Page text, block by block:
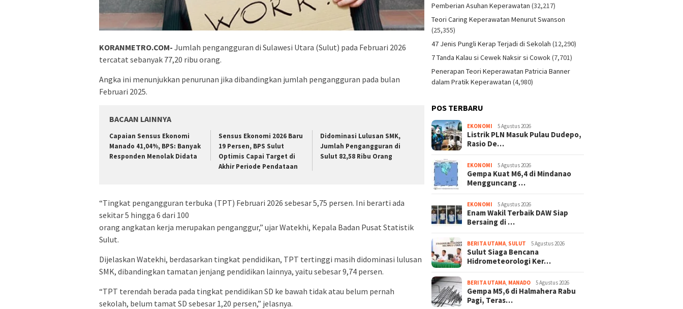
KORANMETRO.COM- Jumlah pengangguran di Sulawesi Utara (Sulut) pada Februari 2026
tercatat sebanyak 77,20 ribu orang.
Angka ini menunjukkan penurunan jika dibandingkan jumlah pengangguran pada bulan
Februari 2025.
BACAAN LAINNYA
Capaian Sensus Ekonomi
Manado 41,04%, BPS: Banyak
Responden Menolak Didata
Sensus Ekonomi 2026 Baru
19 Persen, BPS Sulut
Optimis Capai Target di
Akhir Periode Pendataan
Didominasi Lulusan SMK,
Jumlah Pengangguran di
Sulut 82,58 Ribu Orang
“Tingkat pengangguran terbuka (TPT) Februari 2026 sebesar 5,75 persen. Ini berarti ada
sekitar 5 hingga 6 dari 100
orang angkatan kerja merupakan penganggur,” ujar Watekhi, Kepala Badan Pusat Statistik
Sulut.
Dijelaskan Watekhi, berdasarkan tingkat pendidikan, TPT tertinggi masih didominasi lulusan
SMK, dibandingkan tamatan jenjang pendidikan lainnya, yaitu sebesar 9,74 persen.
“TPT terendah berada pada tingkat pendidikan SD ke bawah tidak atau belum pernah
sekolah, belum tamat SD sebesar 1,20 persen,” jelasnya.
Pemberian Asuhan Keperawatan (32,217)
Teori Caring Keperawatan Menurut Swanson
(25,355)
47 Jenis Pungli Kerap Terjadi di Sekolah (12,290)
7 Tanda Kalau si Cewek Naksir si Cowok(7,701)
Penerapan Teori Keperawatan Patricia Banner
dalam Pratik Keperawatan (4,980)
POS TERBARU
EKONOMI 5 Agustus 2026
Listrik PLN Masuk Pulau Dudepo,
Rasio De…
EKONOMI 5 Agustus 2026
Gempa Kuat M6,4 di Mindanao
Mengguncang …
EKONOMI 5 Agustus 2026
Enam Wakil Terbaik DAW Siap
Bersaing di …
BERITA UTAMA, SULUT 5 Agustus 2026
Sulut Siaga Bencana
Hidrometeorologi Ker…
BERITA UTAMA, MANADO 5 Agustus 2026
Gempa M5,6 di Halmahera Rabu
Pagi, Teras…